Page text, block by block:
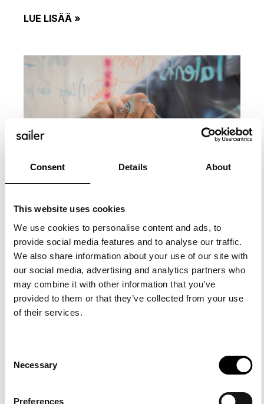
Consent Details About
This website uses cookies
We use cookies to personalise content and ads, to
provide social media features and to analyse our traffic.
We also share information about your use of our site with
our social media, advertising and analytics partners who
may combine it with other information that you’ve
provided to them or that they’ve collected from your use
of their services.
Selection
Necessary
Preferences
LUE LISÄÄ »
5 TAPAA HYÖDYNTÄÄ
VIDEOTUTKIMUKSEN
TULOKSIA
Alexandra Spens-Reenpää7.12.2022
Kun tutkimus on taputeltu, mitä tuloksilla
sitten tehdään? No lähdetään tietenkin
kehittämään! Mutta välillä nousee
LUE LISÄÄ »